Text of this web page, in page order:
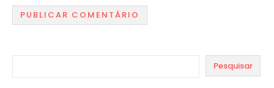
Pesquisar